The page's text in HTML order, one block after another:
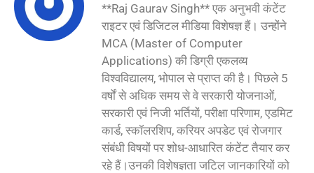
**Raj Gaurav Singh** एक अनुभवी कंटेंट
राइटर एवं डिजिटल मीडिया विशेषज्ञ हैं। उन्होंने
MCA (Master of Computer
Applications) की डिग्री एकलव्य
विश्वविद्यालय, भोपाल से प्राप्त की है। पिछले 5
वर्षों से अधिक समय से वे सरकारी योजनाओं,
सरकारी एवं निजी भर्तियों, परीक्षा परिणाम, एडमिट
कार्ड, स्कॉलरशिप, करियर अपडेट एवं रोजगार
संबंधी विषयों पर शोध-आधारित कंटेंट तैयार कर
रहे हैं।उनकी विशेषज्ञता जटिल जानकारियों को